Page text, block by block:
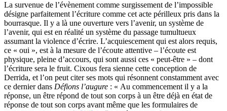
La survenue de l’évènement comme surgissement de l’impossible
désigne parfaitement l’écriture comme cet acte périlleux pris dans la
bourrasque. Il y a là une ouverture vers l’avenir, un système de
l’avenir, qui est en réalité un système du passage tumultueux
assumant la violence d’écrire. L’acquiescement qui est alors requis,
ce « oui », est à la mesure de l’écoute attentive – l’écoute est
physique, pleine d’accours, qui sont aussi ces « peut-être » – dont
l’écriture sera le fruit. Cixous fera sienne cette conception de
Derrida, et l’on peut citer ses mots qui résonnent constamment avec
ce dernier dans Défions l’augure : « Au commencement il y a la
réponse, un être répond de tout son corps à un être déjà en état de
réponse de tout son corps avant même que les formulaires de